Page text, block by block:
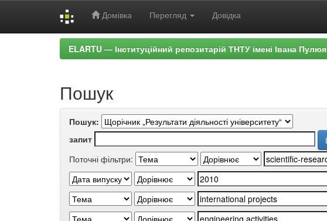
Домівка Перегляд Довідка
ELARTU — Інституційний репозитарій ТНТУ імені Івана Пулюя
Пошук
Пошук:
запит
Поточні фільтри: